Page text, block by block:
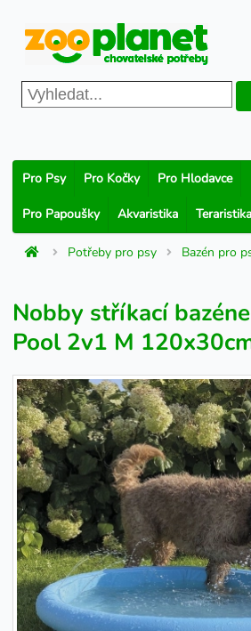
Pro Psy Pro Kočky Pro Hlodavce
Pro Papoušky Akvaristika Teraristika
Potřeby pro psy Bazén pro
Nobby stříkací
Pool 2v1 M